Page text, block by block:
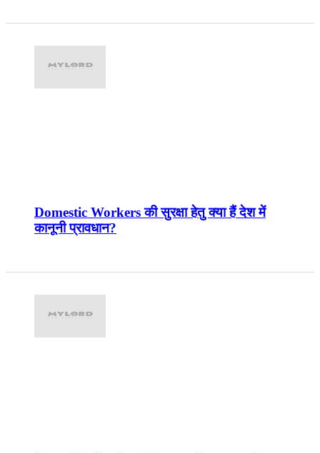
Domestic Workers की सुरक्षा हेतु क्या हैं देश में
कानूनी प्रावधान?